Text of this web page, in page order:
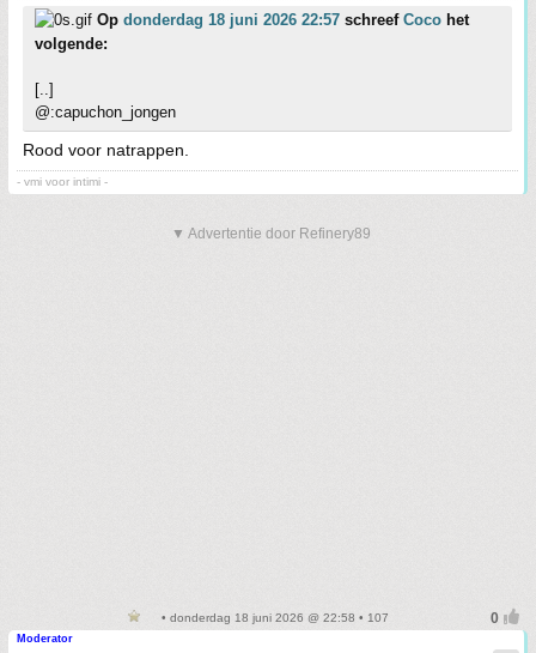
Op donderdag 18 juni 2026 22:57 schreef Coco het
volgende:
[..]
@:capuchon_jongen
Rood voor natrappen.
- vmi voor intimi -
▼ Advertentie door Refinery89
• donderdag 18 juni 2026 @ 22:58 • 107
Moderator